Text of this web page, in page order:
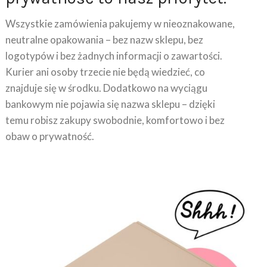
Wszystkie zamówienia pakujemy w nieoznakowane,
neutralne opakowania – bez nazw sklepu, bez
logotypów i bez żadnych informacji o zawartości.
Kurier ani osoby trzecie nie będą wiedzieć, co
znajduje się w środku. Dodatkowo na wyciągu
bankowym nie pojawia się nazwa sklepu – dzięki
temu robisz zakupy swobodnie, komfortowo i bez
obaw o prywatność.